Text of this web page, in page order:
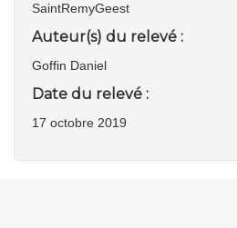
SaintRemyGeest
Auteur(s) du relevé :
Goffin Daniel
Date du relevé :
17 octobre 2019